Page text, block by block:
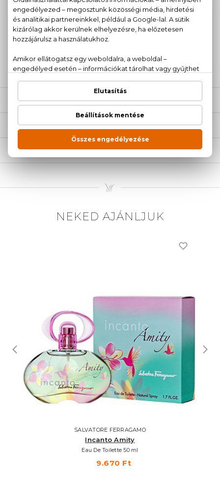
100% eredeti termékek,
14 napos visszaküldési
garanciával
20 779 1924
LEÍRÁS
ÉRTÉKELÉSEK (0)
SZÁLLÍTÁS
NEKED AJÁNLJUK
SALVATORE FERRAGAMO
Incanto Amity
Eau De Toilette 50 ml
9.670 Ft